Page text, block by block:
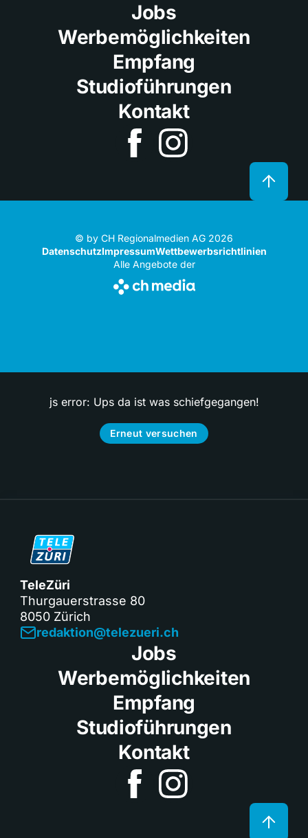
Jobs
Werbemöglichkeiten
Empfang
Studioführungen
Kontakt
© by CH Regionalmedien AG 2026
DatenschutzImpressumWettbewerbsrichtlinien
Alle Angebote der
js error: Ups da ist was schiefgegangen!
Erneut versuchen
TeleZüri
Thurgauerstrasse 80
8050 Zürich
redaktion@telezueri.ch
Jobs
Werbemöglichkeiten
Empfang
Studioführungen
Kontakt